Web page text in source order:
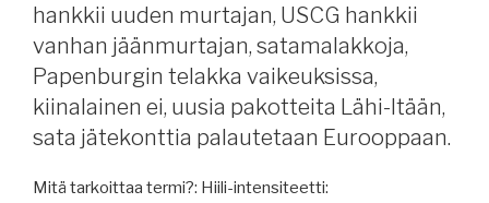
kallistuvat
Euroopassa.”
hankkii uuden murtajan, USCG hankkii
vanhan jäänmurtajan, satamalakkoja,
Papenburgin telakka vaikeuksissa,
kiinalainen ei, uusia pakotteita Lähi-Itään,
sata jätekonttia palautetaan Eurooppaan.
Mitä tarkoittaa termi?: Hiili-intensiteetti: